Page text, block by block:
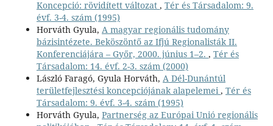
Koncepció: rövidített változat , Tér és Társadalom: 9.
évf. 3-4. szám (1995)
Horváth Gyula, A magyar regionális tudomány
bázisintézete. Beköszöntő az Ifjú Regionalisták II.
Konferenciájára – Győr, 2000. június 1–2. , Tér és
Társadalom: 14. évf. 2-3. szám (2000)
László Faragó, Gyula Horváth, A Dél-Dunántúl
területfejlesztési koncepciójának alapelemei , Tér és
Társadalom: 9. évf. 3-4. szám (1995)
Horváth Gyula, Partnerség az Európai Unió regionális